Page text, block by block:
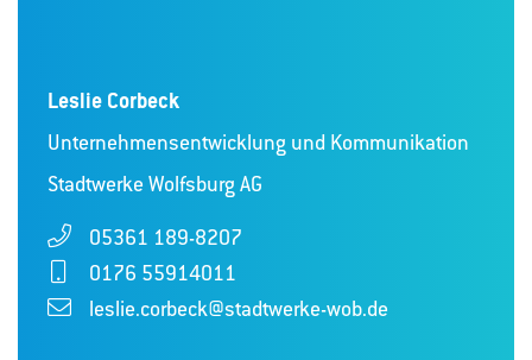
Leslie Corbeck
Unternehmensentwicklung und Kommunikation
Stadtwerke Wolfsburg AG
05361 189-8207
0176 55914011
leslie.corbeck@stadtwerke-wob.de